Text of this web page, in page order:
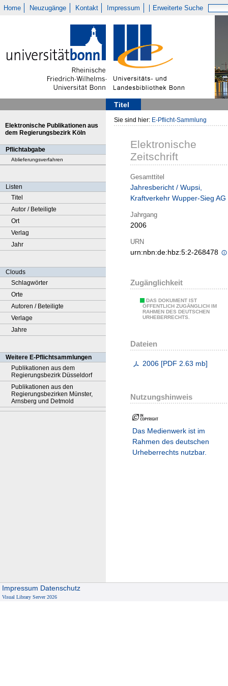
Home Neuzugänge Kontakt Impressum Erweiterte Suche
Titel
Elektronische Publikationen aus
dem Regierungsbezirk Köln
Pflichtabgabe
Ablieferungsverfahren
Listen
Titel
Autor / Beteiligte
Ort
Verlag
Jahr
Clouds
Schlagwörter
Orte
Autoren / Beteiligte
Verlage
Jahre
Weitere E-Pflichtsammlungen
Publikationen aus dem
Regierungsbezirk Düsseldorf
Publikationen aus den
Regierungsbezirken Münster,
Arnsberg und Detmold
Sie sind hier: E-Pflicht-Sammlung
Elektronische
Zeitschrift
Gesamttitel
Jahresbericht / Wupsi,
Kraftverkehr Wupper-Sieg AG
Jahrgang
2006
URN
urn:nbn:de:hbz:5:2-268478
Zugänglichkeit
DAS DOKUMENT IST
ÖFFENTLICH ZUGÄNGLICH IM
RAHMEN DES DEUTSCHEN
URHEBERRECHTS.
Dateien
2006 [PDF 2.63 mb]
Nutzungshinweis
Das Medienwerk ist im
Rahmen des deutschen
Urheberrechts nutzbar.
Impressum Datenschutz
Visual Library Server 2026